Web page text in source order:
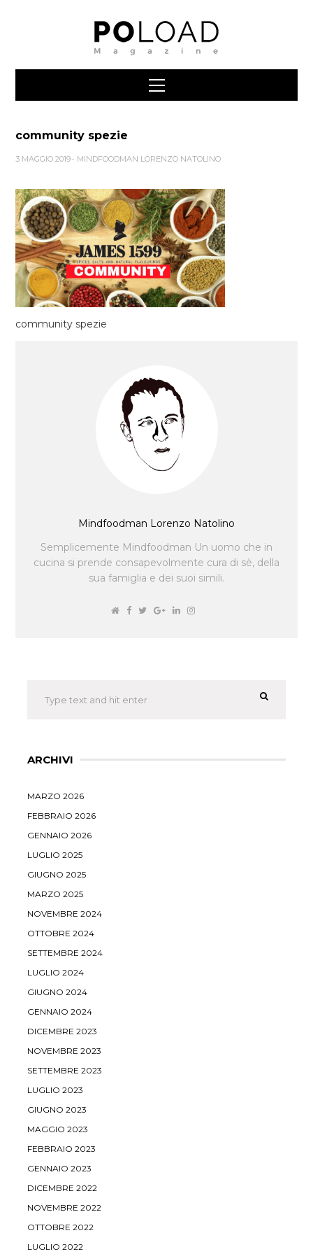
community spezie
3 MAGGIO 2019 MINDFOODMAN LORENZO NATOLINO
community spezie
Mindfoodman Lorenzo Natolino
Semplicemente Mindfoodman Un uomo che in
cucina si prende consapevolmente cura di sè, della
sua famiglia e dei suoi simili.
ARCHIVI
MARZO 2026
FEBBRAIO 2026
GENNAIO 2026
LUGLIO 2025
GIUGNO 2025
MARZO 2025
NOVEMBRE 2024
OTTOBRE 2024
SETTEMBRE 2024
LUGLIO 2024
GIUGNO 2024
GENNAIO 2024
DICEMBRE 2023
NOVEMBRE 2023
SETTEMBRE 2023
LUGLIO 2023
GIUGNO 2023
MAGGIO 2023
FEBBRAIO 2023
GENNAIO 2023
DICEMBRE 2022
NOVEMBRE 2022
OTTOBRE 2022
LUGLIO 2022